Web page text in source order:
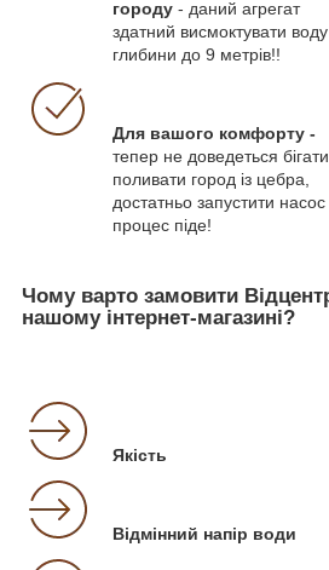
городу - даний агрегат
здатний висмоктувати
глибини до 9 метрів!!
Для вашого комфорту -
тепер не доведеться бігати
поливати город із цебра,
достатньо запустити насос
процес піде!
Чому варто замовити
нашому інтернет-магазині?
Якість
Відмінний напір води